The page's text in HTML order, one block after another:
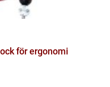
för ergonomi